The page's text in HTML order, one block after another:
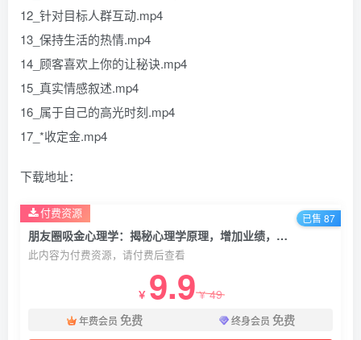
12_针对目标人群互动.mp4
13_保持生活的热情.mp4
14_顾客喜欢上你的让秘诀.mp4
15_真实情感叙述.mp4
16_属于自己的高光时刻.mp4
17_*收定金.mp4
下载地址：
朋友圈吸金心理学：揭秘心理学原理，增加业绩，打造个人IP与行业权威
此内容为付费资源，请付费后查看
￥ 9.9￥49
年费会员 免费 终身会员 免费
付费资源 已售 87